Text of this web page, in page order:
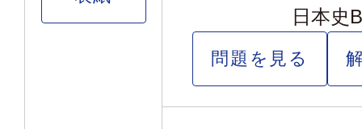
日本史B
問題を見る